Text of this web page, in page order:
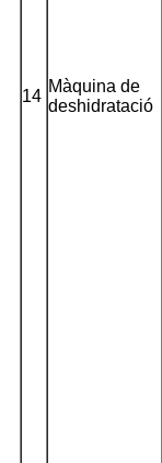
14
Màquina de
deshidratació